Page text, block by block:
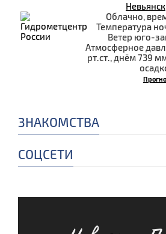
Облачно,
Температура
Ветер юго-
Атмосферное
рт.ст., днём 739
ЗНАКОМСТВА
СОЦСЕТИ